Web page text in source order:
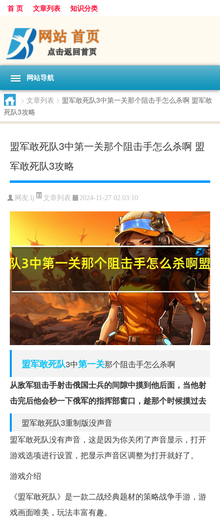
首 页 文章列表 知识分类
网站导航
> 文章列表 > 盟军敢死队3中第一关那个阻击手怎么杀啊 盟军敢
死队3攻略
盟军敢死队3中第一关那个阻击手怎么杀啊 盟
军敢死队3攻略
网友:lj 文章列表 2024-11-27 02:03:10
盟军敢死队3中第一关那个阻击手怎么杀啊
从敌军狙击手射击俄国士兵的间隙中摸到他后面，当他射
击完后他会秒一下俄军的指挥部窗口，趁那个时候摸过去
盟军敢死队3重制版没声音
盟军敢死队没有声音，这是因为你关闭了声音显示，打开
游戏选项进行设置，把显示声音区调整为打开就好了。
游戏介绍
《盟军敢死队》是一款二战经典题材的策略战争手游，游
戏画面唯美，玩法丰富有趣。